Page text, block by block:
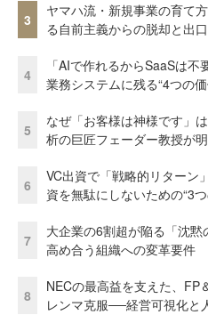
3
ヤマハ流・新規事業の育て
る自前主義からの脱却と出
4
「AIで作れるからSaaSは不
業務システムに残る“4つの
5
なぜ「お客様は神様です」
析の巨匠フェーダー教授が
6
VC出資で「戦略的リターン
資を無駄にしないための“3
7
大企業の6割超が陥る「沈黙
高め合う組織への変革要件
8
NECの最高益を支えた、FP
レンマ克服──経営可視化と